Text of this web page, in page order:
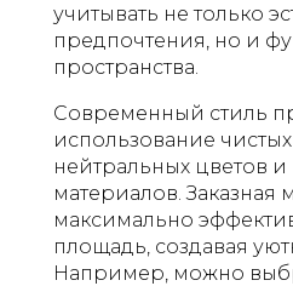
учитывать не только
предпочтения, но и
пространства.
Современный стиль
использование
нейтральных цветов и
материалов. Заказная
максимально
площадь, создавая
Например, можно